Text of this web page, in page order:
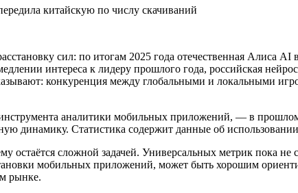
сил: по итогам 2025 года отечественная Алиса
интереса к лидеру прошлого года, российская
конкуренция между глобальными и локальными
аналитики мобильных приложений, — в
динамику. Статистика содержит данные об
остаётся сложной задачей. Универсальных метрик пока
мобильных приложений, может быть хорошим
рынке.